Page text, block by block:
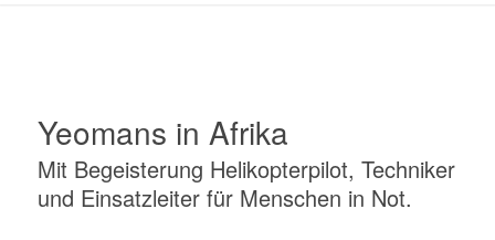
Yeomans in Afrika
Mit Begeisterung Helikopterpilot, Techniker
und Einsatzleiter für Menschen in Not.